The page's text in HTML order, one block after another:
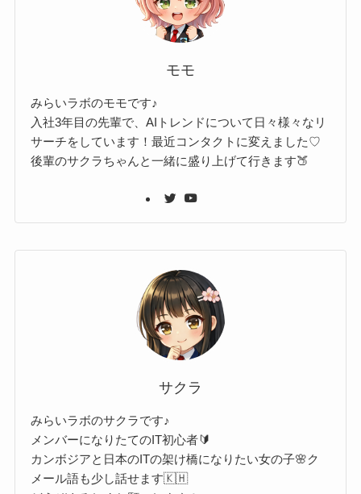
モモ
みらいラボのモモです♪
入社3年目の先輩で、AIトレンドについて日々様々なリ
サーチをしています！最近コンタクトに変えました♡
後輩のサクラちゃんと一緒に盛り上げて行きます🍑
サクラ
みらいラボのサクラです♪
メンバーになりたてのIT初心者🔰
カンボジアと日本のITの架け橋になりたい女の子🌸ク
メール語も少し話せます🇰🇭